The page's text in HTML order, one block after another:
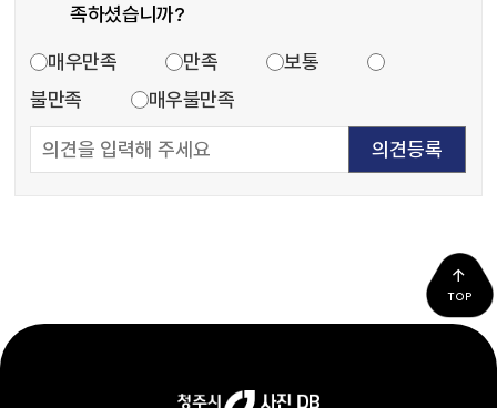
족하셨습니까?
매우만족 만족
보통
불만족
매우불만족
TOP